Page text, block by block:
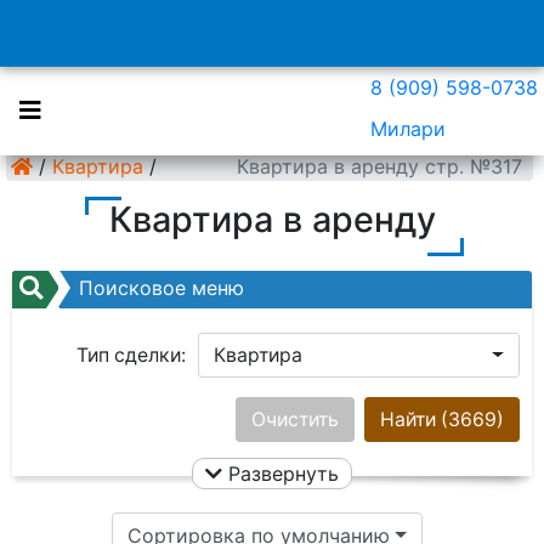
8 (909) 598-0738
Милари
/ Квартира / Квартира в аренду стр. №317
Квартира в аренду
Поисковое меню
Тип сделки: Квартира
Ничего не выбрано
Цена:
Найти (3669)
Очистить
Развернуть
Сортировка по умолчанию